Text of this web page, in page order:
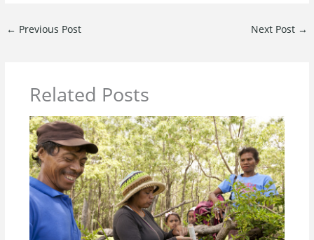
← Previous Post Next Post →
Related Posts